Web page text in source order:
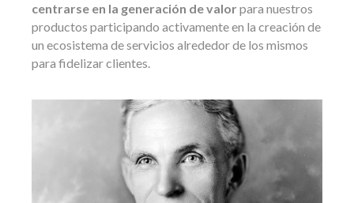
centrarse en la generación de valor para nuestros
productos participando activamente en la creación de
un ecosistema de servicios alrededor de los mismos
para fidelizar clientes.